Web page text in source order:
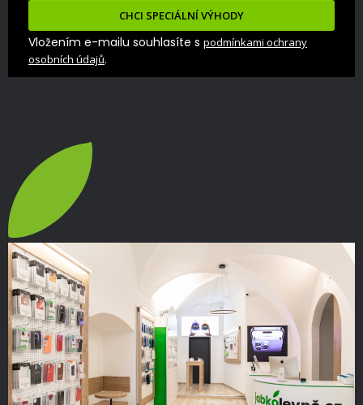
CHCI SPECIÁLNÍ VÝHODY
Vložením e-mailu souhlasíte s podmínkami ochrany
osobních údajů.